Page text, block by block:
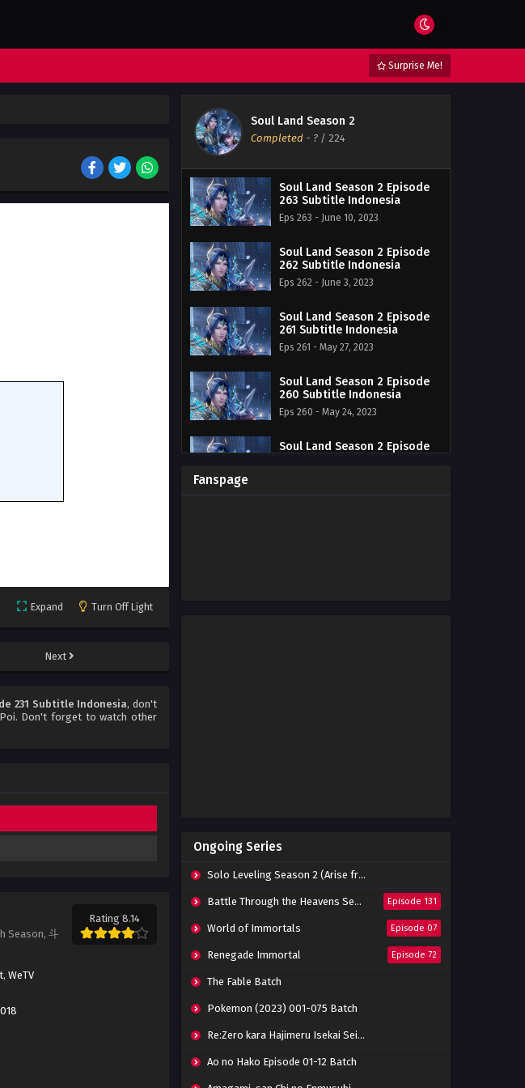
Surprise Me!
Expand Turn Off Light
Next
231 Subtitle Indonesia, don't
Don't forget to watch other
Season, 斗
Rating 8.14
, WeTV
Soul Land Season 2
Completed - ? / 224
Soul Land Season 2 Episode
263 Subtitle Indonesia
Eps 263 - June 10, 2023
Soul Land Season 2 Episode
262 Subtitle Indonesia
Eps 262 - June 3, 2023
Soul Land Season 2 Episode
261 Subtitle Indonesia
Eps 261 - May 27, 2023
Soul Land Season 2 Episode
260 Subtitle Indonesia
Eps 260 - May 24, 2023
Soul Land Season 2 Episode
253 Subtitle Indonesia
Eps 253 - April 2, 2023
Soul Land Season 2 Episode
252 Subtitle Indonesia
Eps 252 - March 25, 2023
Soul Land Season 2 Episode
251 Subtitle Indonesia
Soul Land Season 2 Episode
250 Subtitle Indonesia
Eps 250 - March 18, 2023
Fanspage
Ongoing Series
Solo Leveling Season 2 (Arise from the Shadow)
Battle Through the Heavens Season 5 Episode 131
World of Immortals Episode 07
Renegade Immortal Episode 72
The Fable Batch
Pokemon (2023) 001-075 Batch
Re:Zero kara Hajimeru Isekai Seikatsu Season 3 Episode 01-08 Batch
Ao no Hako Episode 01-12 Batch